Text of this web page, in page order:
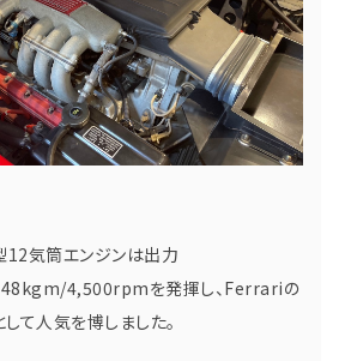
12気筒エンジンは出力
4,500rpmを発揮し、Ferrariの
て人気を博しました。